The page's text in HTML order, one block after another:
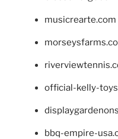
musicrearte.com
official-kelly-
bbq-empire-